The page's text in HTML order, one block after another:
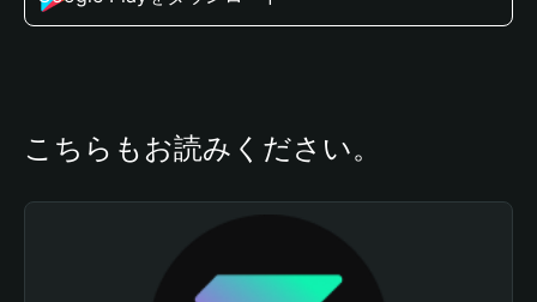
こちらもお読みください。